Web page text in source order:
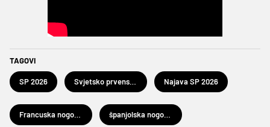
TAGOVI
SP 2026 Najava SP 2026